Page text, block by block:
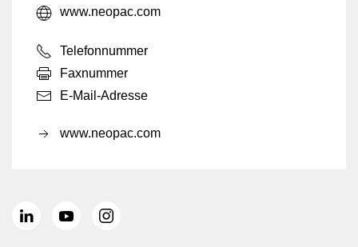
www.neopac.com
Telefonnummer
Faxnummer
E-Mail-Adresse
www.neopac.com